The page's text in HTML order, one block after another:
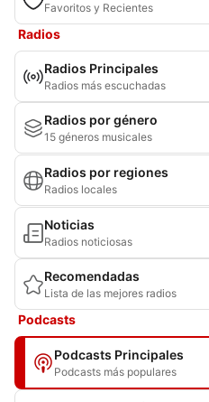
Favoritos y Recientes
Radios
Radios Principales
Radios más escuchadas
Radios por género
15 géneros musicales
Radios por regiones
Radios locales
Noticias
Radios noticiosas
Recomendadas
Lista de las mejores radios
Podcasts
Podcasts Principales
Podcasts más populares